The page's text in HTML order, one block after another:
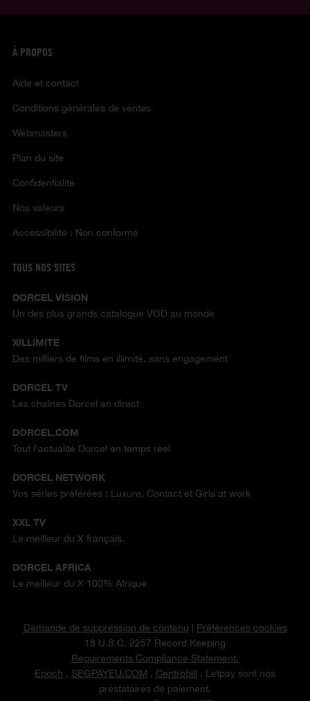
À PROPOS
Aide et contact
Conditions générales de ventes
Webmasters
Plan du site
Confidentialité
Nos valeurs
Accessibilité : Non conforme
TOUS NOS SITES
DORCEL VISION
Un des plus grands catalogue VOD au monde
XILLIMITE
Des milliers de films en illimité, sans engagement
DORCEL TV
Les chaînes Dorcel en direct
DORCEL.COM
Tout l'actualité Dorcel en temps réel
DORCEL NETWORK
Vos séries préférées : Luxure, Contact et Girls at work
XXL TV
Le meilleur du X français.
DORCEL AFRICA
Le meilleur du X 100% Afrique
Demande de suppression de contenu | Préférences cookies
18 U.S.C. 2257 Record Keeping
Requirements Compliance Statement.
Epoch , SEGPAYEU.COM , Centrobill , Letpay sont nos
prestataires de paiement.